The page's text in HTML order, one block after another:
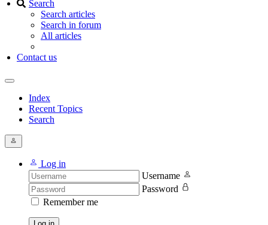
Search
Search articles
Search in forum
All articles
Contact us
Index
Recent Topics
Search
Log in
Username
Password
Remember me